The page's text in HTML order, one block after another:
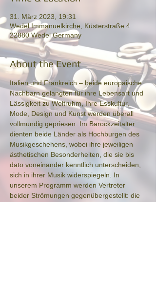
31. März 2023, 19:31
Wedel Immanuelkirche, Küsterstraße 4
22880 Wedel Germany
About the Event
Italien und Frankreich – beide europäische
Nachbarn gelangten für ihre Lebensart und
Lässigkeit zu Weltruhm, Ihre Esskultur,
Mode, Design und Kunst werden überall
vollmundig gepriesen. Im Barockzeitalter
dienten beide Länder als Hochburgen des
Musikgeschehens, wobei ihre jeweiligen
ästhetischen Besonderheiten, die sie bis
dato voneinander kenntlich unterscheiden,
sich in ihrer Musik widerspiegeln. In
unserem Programm werden Vertreter
beider Strömungen gegenübergestellt: die